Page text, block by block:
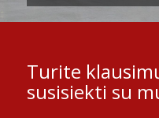
Turite
susisiekti su